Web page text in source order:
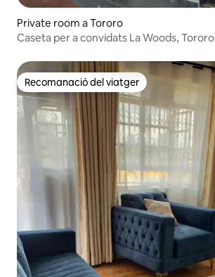
Private room a Tororo
Caseta per a convidats La Woods, Tororo
Recomanació del viatger
Recomanació del viatger